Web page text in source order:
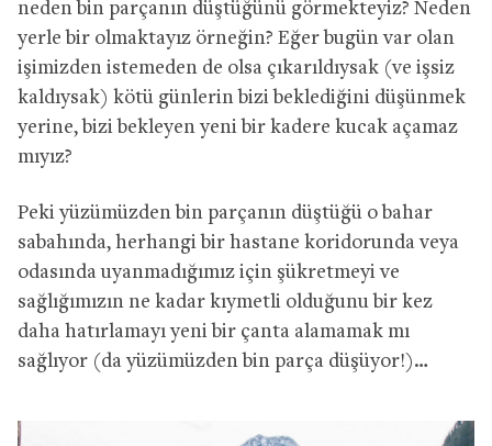
neden bin parçanın düştüğünü görmekteyiz? Neden
yerle bir olmaktayız örneğin? Eğer bugün var olan
işimizden istemeden de olsa çıkarıldıysak (ve işsiz
kaldıysak) kötü günlerin bizi beklediğini düşünmek
yerine, bizi bekleyen yeni bir kadere kucak açamaz
mıyız?
Peki yüzümüzden bin parçanın düştüğü o bahar
sabahında, herhangi bir hastane koridorunda veya
odasında uyanmadığımız için şükretmeyi ve
sağlığımızın ne kadar kıymetli olduğunu bir kez
daha hatırlamayı yeni bir çanta alamamak mı
sağlıyor (da yüzümüzden bin parça düşüyor!)…